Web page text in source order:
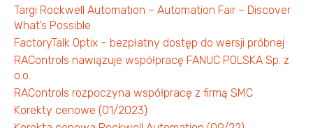
Targi Rockwell Automation – Automation Fair – Discover
What’s Possible
FactoryTalk Optix – bezpłatny dostęp do wersji próbnej
RAControls nawiązuje współpracę FANUC POLSKA Sp. z
o.o.
RAControls rozpoczyna współpracę z firmą SMC
Korekty cenowe (01/2023)